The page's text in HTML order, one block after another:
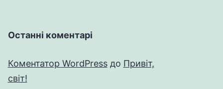
Останні коментарі
Коментатор WordPressдо Привіт,
світ!